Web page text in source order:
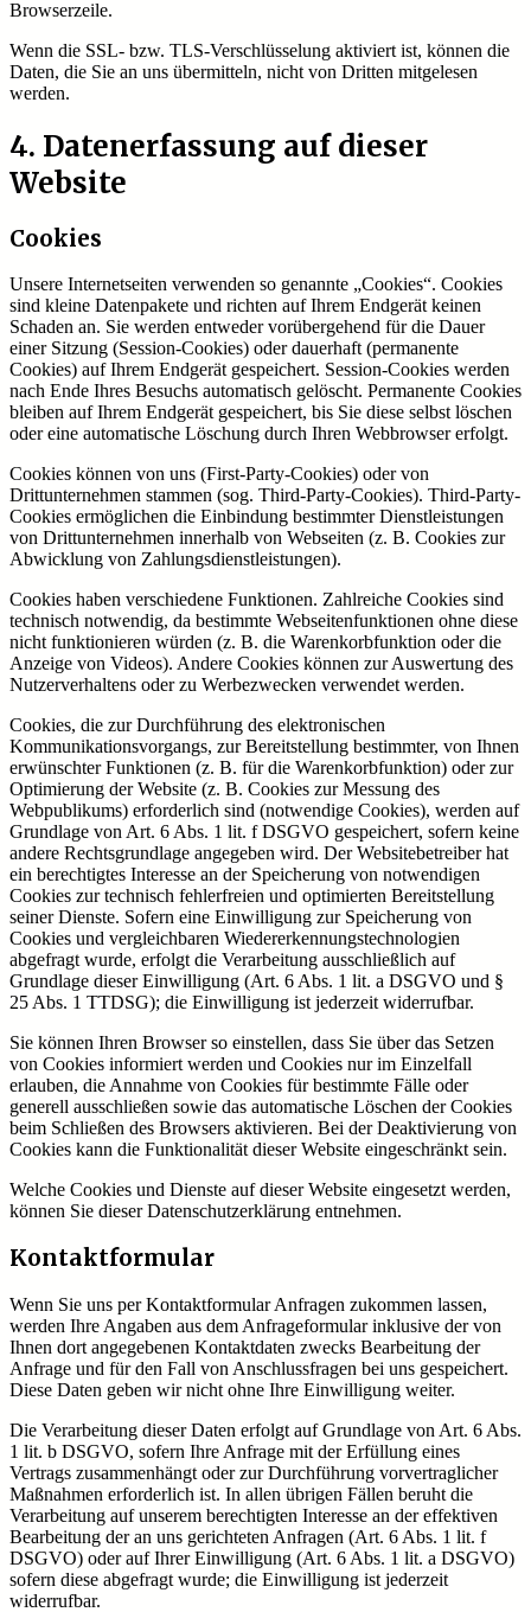
Browserzeile.
Wenn die SSL- bzw. TLS-Verschlüsselung aktiviert ist, können die
Daten, die Sie an uns übermitteln, nicht von Dritten mitgelesen
werden.
4. Datenerfassung auf dieser
Website
Cookies
Unsere Internetseiten verwenden so genannte „Cookies“. Cookies
sind kleine Datenpakete und richten auf Ihrem Endgerät keinen
Schaden an. Sie werden entweder vorübergehend für die Dauer
einer Sitzung (Session-Cookies) oder dauerhaft (permanente
Cookies) auf Ihrem Endgerät gespeichert. Session-Cookies werden
nach Ende Ihres Besuchs automatisch gelöscht. Permanente Cookies
bleiben auf Ihrem Endgerät gespeichert, bis Sie diese selbst löschen
oder eine automatische Löschung durch Ihren Webbrowser erfolgt.
Cookies können von uns (First-Party-Cookies) oder von
Drittunternehmen stammen (sog. Third-Party-Cookies). Third-Party-
Cookies ermöglichen die Einbindung bestimmter Dienstleistungen
von Drittunternehmen innerhalb von Webseiten (z. B. Cookies zur
Abwicklung von Zahlungsdienstleistungen).
Cookies haben verschiedene Funktionen. Zahlreiche Cookies sind
technisch notwendig, da bestimmte Webseitenfunktionen ohne diese
nicht funktionieren würden (z. B. die Warenkorbfunktion oder die
Anzeige von Videos). Andere Cookies können zur Auswertung des
Nutzerverhaltens oder zu Werbezwecken verwendet werden.
Cookies, die zur Durchführung des elektronischen
Kommunikationsvorgangs, zur Bereitstellung bestimmter, von Ihnen
erwünschter Funktionen (z. B. für die Warenkorbfunktion) oder zur
Optimierung der Website (z. B. Cookies zur Messung des
Webpublikums) erforderlich sind (notwendige Cookies), werden auf
Grundlage von Art. 6 Abs. 1 lit. f DSGVO gespeichert, sofern keine
andere Rechtsgrundlage angegeben wird. Der Websitebetreiber hat
ein berechtigtes Interesse an der Speicherung von notwendigen
Cookies zur technisch fehlerfreien und optimierten Bereitstellung
seiner Dienste. Sofern eine Einwilligung zur Speicherung von
Cookies und vergleichbaren Wiedererkennungstechnologien
abgefragt wurde, erfolgt die Verarbeitung ausschließlich auf
Grundlage dieser Einwilligung (Art. 6 Abs. 1 lit. a DSGVO und §
25 Abs. 1 TTDSG); die Einwilligung ist jederzeit widerrufbar.
Sie können Ihren Browser so einstellen, dass Sie über das Setzen
von Cookies informiert werden und Cookies nur im Einzelfall
erlauben, die Annahme von Cookies für bestimmte Fälle oder
generell ausschließen sowie das automatische Löschen der Cookies
beim Schließen des Browsers aktivieren. Bei der Deaktivierung von
Cookies kann die Funktionalität dieser Website eingeschränkt sein.
Welche Cookies und Dienste auf dieser Website eingesetzt werden,
können Sie dieser Datenschutzerklärung entnehmen.
Kontaktformular
Wenn Sie uns per Kontaktformular Anfragen zukommen lassen,
werden Ihre Angaben aus dem Anfrageformular inklusive der von
Ihnen dort angegebenen Kontaktdaten zwecks Bearbeitung der
Anfrage und für den Fall von Anschlussfragen bei uns gespeichert.
Diese Daten geben wir nicht ohne Ihre Einwilligung weiter.
Die Verarbeitung dieser Daten erfolgt auf Grundlage von Art. 6 Abs.
1 lit. b DSGVO, sofern Ihre Anfrage mit der Erfüllung eines
Vertrags zusammenhängt oder zur Durchführung vorvertraglicher
Maßnahmen erforderlich ist. In allen übrigen Fällen beruht die
Verarbeitung auf unserem berechtigten Interesse an der effektiven
Bearbeitung der an uns gerichteten Anfragen (Art. 6 Abs. 1 lit. f
DSGVO) oder auf Ihrer Einwilligung (Art. 6 Abs. 1 lit. a DSGVO)
sofern diese abgefragt wurde; die Einwilligung ist jederzeit
widerrufbar.